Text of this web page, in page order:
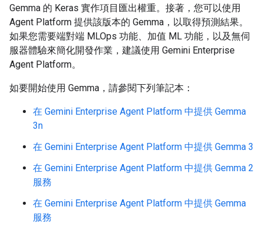
Gemma 的 Keras 實作項目匯出權重。接著，您可以使用
Agent Platform 提供該版本的 Gemma，以取得預測結果。
如果您需要端對端 MLOps 功能、加值 ML 功能，以及無伺
服器體驗來簡化開發作業，建議使用 Gemini Enterprise
Agent Platform。
如要開始使用 Gemma，請參閱下列筆記本：
在 Gemini Enterprise Agent Platform 中提供 Gemma
3n
在 Gemini Enterprise Agent Platform 中提供 Gemma 3
在 Gemini Enterprise Agent Platform 中提供 Gemma 2
服務
在 Gemini Enterprise Agent Platform 中提供 Gemma
服務